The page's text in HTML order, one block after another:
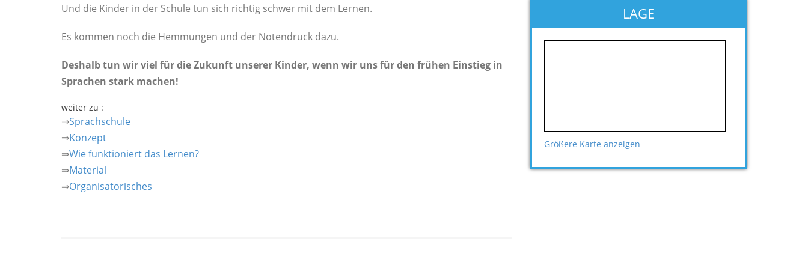
Und die Kinder in der Schule tun sich richtig schwer mit dem Lernen.
Es kommen noch die Hemmungen und der Notendruck dazu.
Deshalb tun wir viel für die Zukunft unserer Kinder, wenn wir uns für den frühen Einstieg in
Sprachen stark machen!
weiter zu :
⇒Sprachschule
⇒Konzept
⇒Wie funktioniert das Lernen?
⇒Material
⇒Organisatorisches
LAGE
Größere Karte anzeigen